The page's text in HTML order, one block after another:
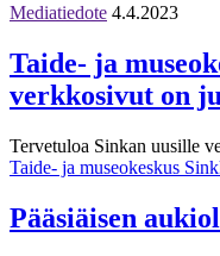
Mediatiedote 4.4.2023
Taide- ja
verkkosivut on
Tervetuloa Sinkan uusille
Taide- ja museokeskus
Pääsiäisen